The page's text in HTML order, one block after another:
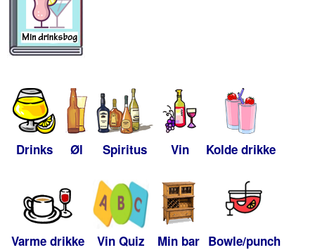
Drinks Øl Spiritus Vin Kolde drikke
Varme drikke Vin Quiz Min bar Bowle/punch